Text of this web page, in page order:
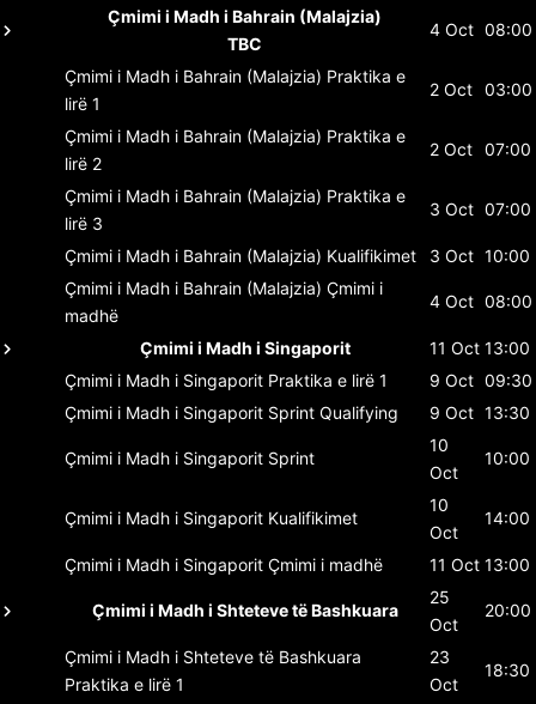
Çmimi i Madh i Bahrain (Malajzia)
TBC
4 Oct 08:00
Çmimi i Madh i Bahrain (Malajzia) Praktika e
lirë 1
2 Oct 03:00
Çmimi i Madh i Bahrain (Malajzia) Praktika e
lirë 2
2 Oct 07:00
Çmimi i Madh i Bahrain (Malajzia) Praktika e
lirë 3
3 Oct 07:00
Çmimi i Madh i Bahrain (Malajzia) Kualifikimet 3 Oct 10:00
Çmimi i Madh i Bahrain (Malajzia) Çmimi i
madhë
4 Oct 08:00
Çmimi i Madh i Singaporit 11 Oct 13:00
Çmimi i Madh i Singaporit Praktika e lirë 1 9 Oct 09:30
Çmimi i Madh i Singaporit Sprint Qualifying 9 Oct 13:30
Çmimi i Madh i Singaporit Sprint
10
Oct
10:00
Çmimi i Madh i Singaporit Kualifikimet
10
Oct
14:00
Çmimi i Madh i Singaporit Çmimi i madhë 11 Oct 13:00
Çmimi i Madh i Shteteve të Bashkuara
25
Oct
20:00
Çmimi i Madh i Shteteve të Bashkuara
Praktika e lirë 1
23
Oct
18:30